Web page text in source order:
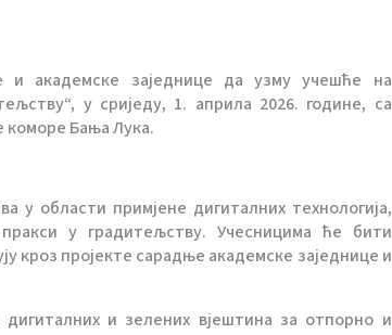
и академске заједнице да узму учешће на
у сриједу, 1. априла 2026. године, са
коморе Бања Лука.
у области примјене дигиталних технологија,
у градитељству. Учесницима ће бити
кроз пројекте сарадње академске заједнице и
и зелених вјештина за отпорно и